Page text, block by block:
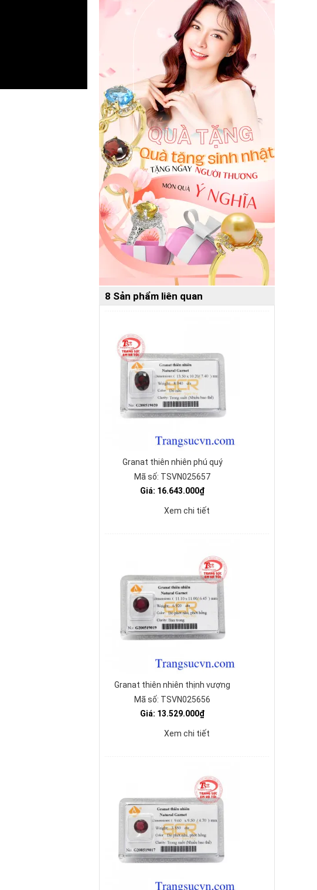
8 Sản phẩm liên quan
Granat thiên nhiên phú quý
Mã số: TSVN025657
Giá: 16.643.000₫
Xem chi tiết
Granat thiên nhiên thịnh vượng
Mã số: TSVN025656
Giá: 13.529.000₫
Xem chi tiết